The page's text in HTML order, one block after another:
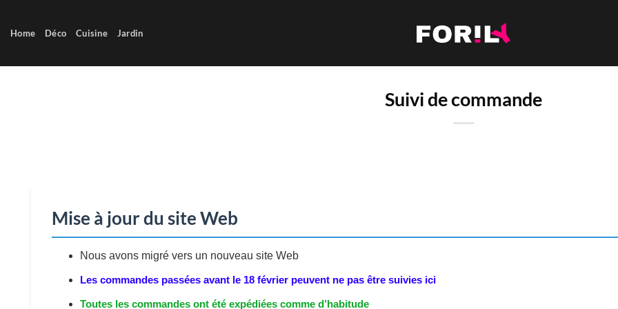
Home Déco Cuisine Jardin
Suivi de commande
Mise à jour du site Web
Nous avons migré vers un nouveau site Web
Les commandes passées avant le 18 février peuvent ne pas être suivies ici
Toutes les commandes ont été expédiées comme d’habitude